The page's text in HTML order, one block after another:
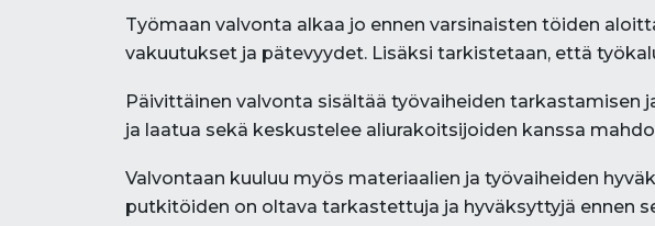
Työmaan valvonta alkaa jo ennen varsinaisten töiden
vakuutukset ja pätevyydet. Lisäksi tarkistetaan, että
Päivittäinen valvonta sisältää työvaiheiden
ja laatua sekä keskustelee aliurakoitsijoiden kanssa
Valvontaan kuuluu myös materiaalien ja työvaiheiden
putkitöiden on oltava tarkastettuja ja hyväksyttyjä ennen